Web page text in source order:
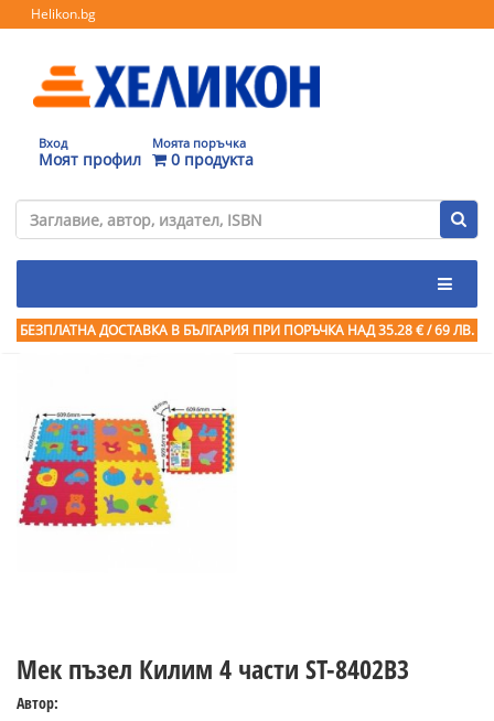
Helikon.bg
Вход
Моят профил
Моята поръчка
0 продукта
БЕЗПЛАТНА ДОСТАВКА В БЪЛГАРИЯ ПРИ ПОРЪЧКА НАД 35.28 € / 69 ЛВ.
Мек пъзел Килим 4 части ST-8402B3
Автор: